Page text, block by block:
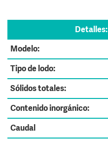
Detalles:
Modelo:
Tipo de lodo:
Sólidos totales:
Contenido inorgánico:
Caudal